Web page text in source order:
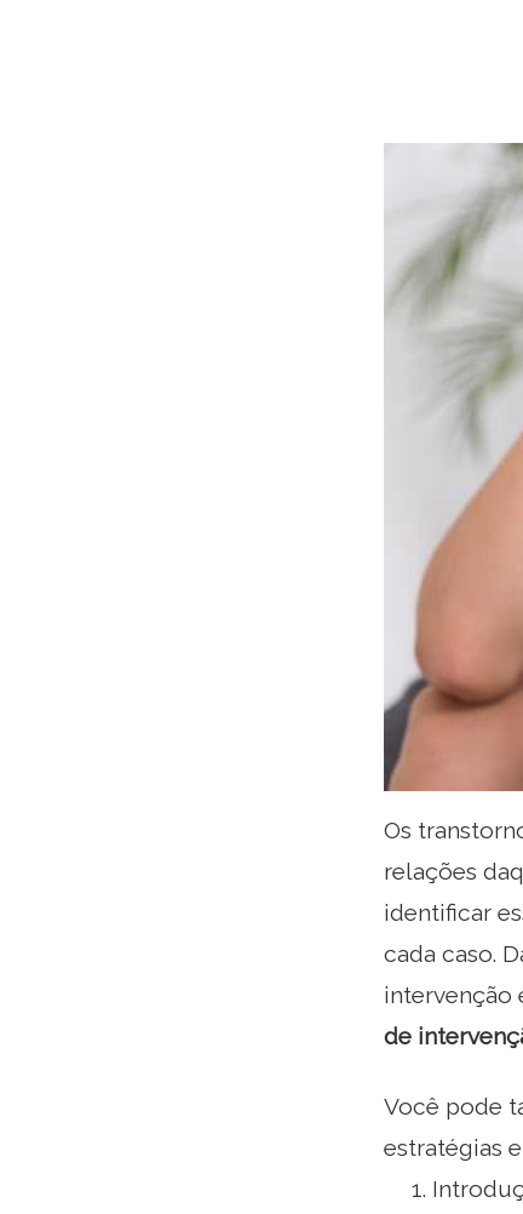
Os
relações
identificar
cada caso.
intervenção
de
Você pode
estratégias